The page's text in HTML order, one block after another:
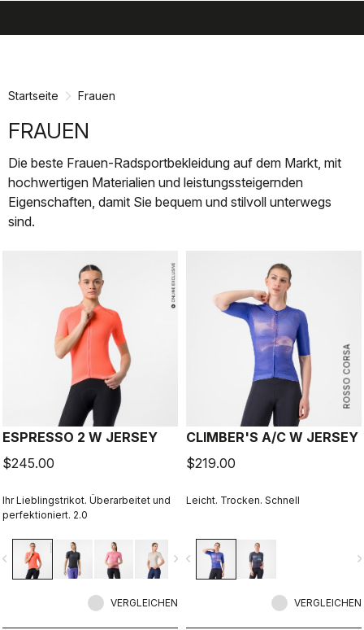
Startseite Frauen
FRAUEN
Die beste Frauen-Radsportbekleidung auf dem Markt, mit
hochwertigen Materialien und leistungssteigernden
Eigenschaften, damit Sie bequem und stilvoll unterwegs
sind.
ESPRESSO 2 W JERSEY
$245.00
Ihr Lieblingstrikot. Überarbeitet und
perfektioniert. 2.0
navigate_next
VERGLEICHEN
ROSSO CORSA
CLIMBER'S A/C W JERSEY
$219.00
Leicht. Trocken. Schnell
navigate_before
VERGLEICHEN